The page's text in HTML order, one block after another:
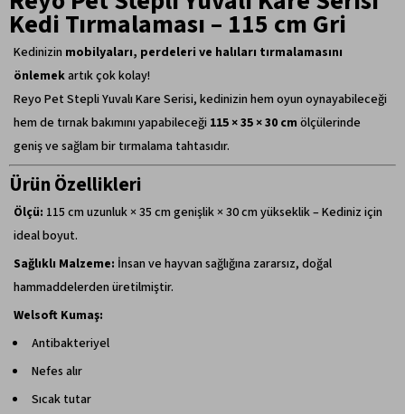
Kedi Tırmalaması – 115 cm Gri
Kedinizin mobilyaları, perdeleri ve halıları tırmalamasını
önlemekartık çok kolay!
Reyo Pet Stepli Yuvalı Kare Serisi, kedinizin hem oyun oynayabileceği
hem de tırnak bakımını yapabileceği 115 × 35 × 30 cm ölçülerinde
geniş ve sağlam bir tırmalama tahtasıdır.
Ürün Özellikleri
Ölçü: 115 cm uzunluk × 35 cm genişlik × 30 cm yükseklik – Kediniz için
ideal boyut.
Sağlıklı Malzeme: İnsan ve hayvan sağlığına zararsız, doğal
hammaddelerden üretilmiştir.
Welsoft Kumaş:
Antibakteriyel
Nefes alır
Sıcak tutar